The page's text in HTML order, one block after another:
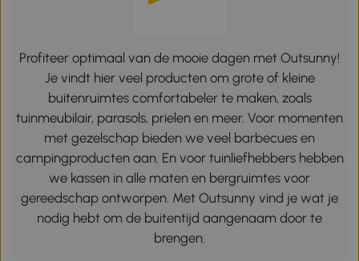
Profiteer optimaal van de mooie dagen met Outsunny!
Je vindt hier veel producten om grote of kleine
buitenruimtes comfortabeler te maken, zoals
tuinmeubilair, parasols, prielen en meer. Voor momenten
met gezelschap bieden we veel barbecues en
campingproducten aan. En voor tuinliefhebbers hebben
we kassen in alle maten en bergruimtes voor
gereedschap ontworpen. Met Outsunny vind je wat je
nodig hebt om de buitentijd aangenaam door te
brengen.